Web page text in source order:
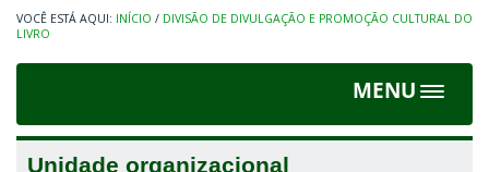
INÍCIO / DIVISÃO DE DIVULGAÇÃO E PROMOÇÃO CULTURAL DO
LIVRO
MENU
Toggle
Unidade organizacional